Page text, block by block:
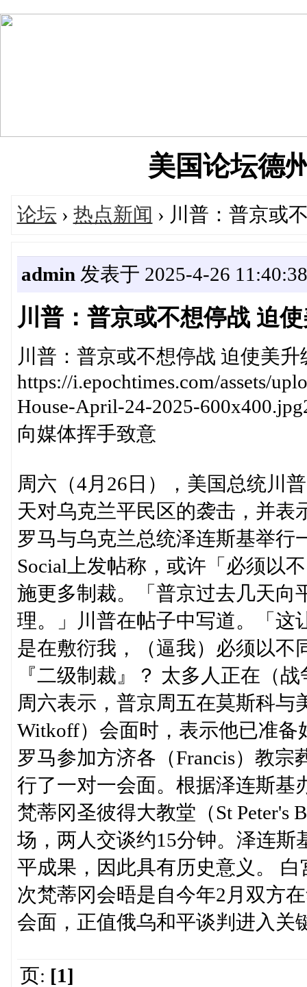
美国论坛德
论坛 › 热点新闻 › 川普：普京或
admin 发表于 2025-4-26 11:40:38
川普：普京或不想停战 迫
川普：普京或不想停战 迫使美升
https://i.epochtimes.com/assets/
House-April-24-2025-
向媒体挥手致意
周六（4月26日），美国总统川
天对乌克兰平民区的袭击，并表
罗马与乌克兰总统泽连斯基举行
Social上发帖称，或许「必须以
施更多制裁。「普京过去几天向
理。」川普在帖子中写道。「这
是在敷衍我，（逼我）必须以不
『二级制裁』？ 太多人正在（
周六表示，普京周五在莫斯科与
Witkoff）会面时，表示他已准
罗马参加方济各（Francis）教
行了一对一会面。根据泽连斯基
梵蒂冈圣彼得大教堂（St Peter's
场，两人交谈约15分钟。泽连
平成果，因此具有历史意义。
次梵蒂冈会晤是自今年2月双方
会面，正值俄乌和平谈判进入关
页: [1]